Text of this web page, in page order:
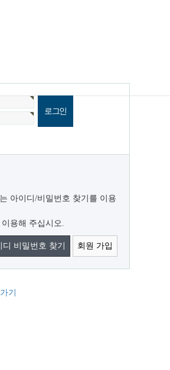
아이디/비밀번호 찾기를 이용
용해 주십시오.
디 비밀번호 찾기 회원 가입
기